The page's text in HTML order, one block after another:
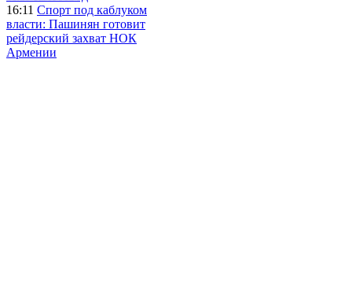
16:11 Спорт под каблуком
власти: Пашинян готовит
рейдерский захват НОК
Армении